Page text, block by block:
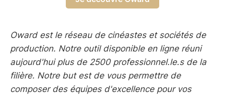
Oward est le réseau de cinéastes et sociétés de
production. Notre outil disponible en ligne réuni
aujourd'hui plus de 2500 professionnel.le.s de la
filière. Notre but est de vous permettre de
composer des équipes d'excellence pour vos